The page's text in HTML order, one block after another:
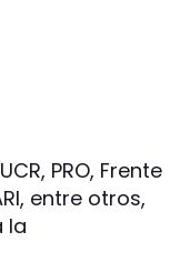
PRO, Frente
entre otros,
la